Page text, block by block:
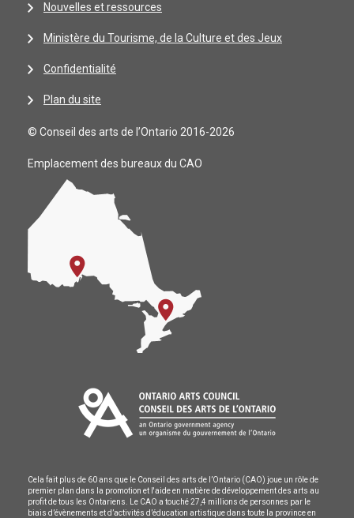
Nouvelles et ressources
Ministère du Tourisme, de la Culture et des Jeux
Confidentialité
Plan du site
© Conseil des arts de l’Ontario 2016-2026
Emplacement des bureaux du CAO
Cela fait plus de 60 ans que le Conseil des arts de l’Ontario (CAO) joue un rôle de
premier plan dans la promotion et l'aide en matière de développement des arts au
profit de tous les Ontariens. Le CAO a touché 27,4 millions de personnes par le
biais d’évènements et d’activités d’éducation artistique dans toute la province en